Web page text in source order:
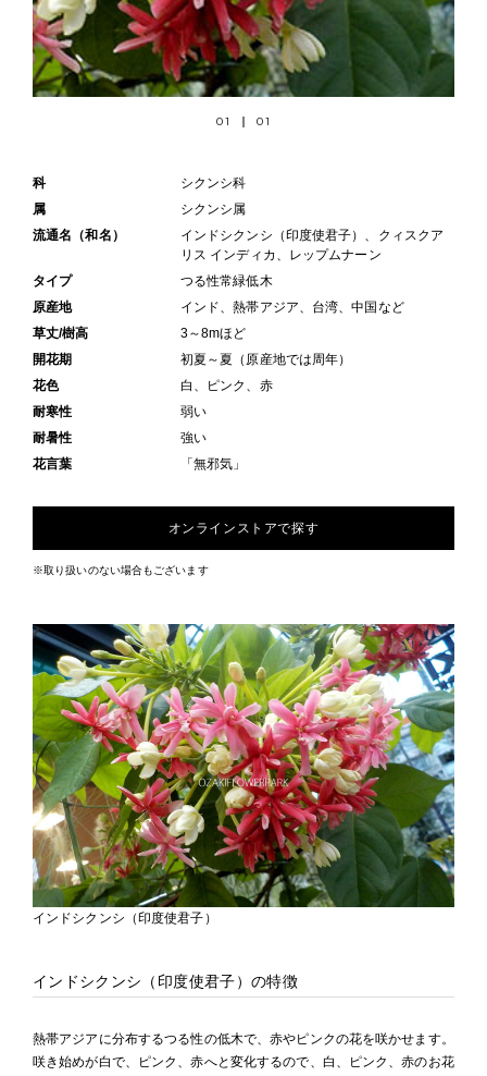
01 01
科
シクンシ科
属
シクンシ属
流通名（和名）
インドシクンシ（印度使君子）、クィスクア
リス インディカ、レップムナーン
タイプ
つる性常緑低木
原産地
インド、熱帯アジア、台湾、中国など
草丈/樹高
3～8mほど
開花期
初夏～夏（原産地では周年）
花色
白、ピンク、赤
耐寒性
弱い
耐暑性
強い
花言葉
「無邪気」
オンラインストアで探す
※取り扱いのない場合もございます
インドシクンシ（印度使君子）
インドシクンシ（印度使君子）の特徴
熱帯アジアに分布するつる性の低木で、赤やピンクの花を咲かせます。
咲き始めが白で、ピンク、赤へと変化するので、白、ピンク、赤のお花